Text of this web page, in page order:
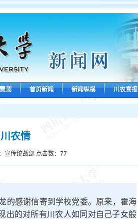
顶 首页新闻 新闻纵横 川农喜报
农情
宣传统战部 点击数： 77
的感谢信寄到学校党委。原来，霍海
出的对所有川农人如同对自己子女般